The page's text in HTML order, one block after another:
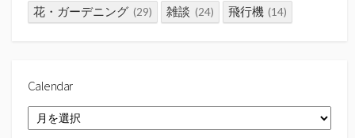
花・ガーデニング (29) 雑談 (24) 飛行機 (14)
Calendar
Calendar